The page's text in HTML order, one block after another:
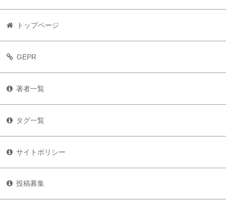
トップページ
GEPR
著者一覧
タグ一覧
サイトポリシー
投稿募集